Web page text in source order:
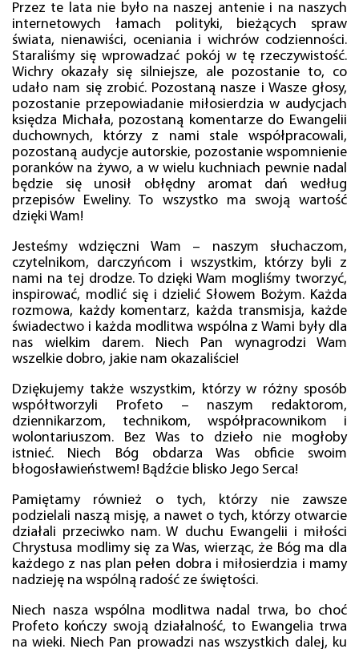
Przez te lata nie było na naszej antenie i na naszych
internetowych łamach polityki, bieżących spraw
świata, nienawiści, oceniania i wichrów codzienności.
Staraliśmy się wprowadzać pokój w tę rzeczywistość.
Wichry okazały się silniejsze, ale pozostanie to, co
udało nam się zrobić. Pozostaną nasze i Wasze głosy,
pozostanie przepowiadanie miłosierdzia w audycjach
księdza Michała, pozostaną komentarze do Ewangelii
duchownych, którzy z nami stale współpracowali,
pozostaną audycje autorskie, pozostanie wspomnienie
poranków na żywo, a w wielu kuchniach pewnie nadal
będzie się unosił obłędny aromat dań według
przepisów Eweliny. To wszystko ma swoją wartość
dzięki Wam!
Jesteśmy wdzięczni Wam – naszym słuchaczom,
czytelnikom, darczyńcom i wszystkim, którzy byli z
nami na tej drodze. To dzięki Wam mogliśmy tworzyć,
inspirować, modlić się i dzielić Słowem Bożym. Każda
rozmowa, każdy komentarz, każda transmisja, każde
świadectwo i każda modlitwa wspólna z Wami były dla
nas wielkim darem. Niech Pan wynagrodzi Wam
wszelkie dobro, jakie nam okazaliście!
Dziękujemy także wszystkim, którzy w różny sposób
współtworzyli Profeto – naszym redaktorom,
dziennikarzom, technikom, współpracownikom i
wolontariuszom. Bez Was to dzieło nie mogłoby
istnieć. Niech Bóg obdarza Was obficie swoim
błogosławieństwem! Bądźcie blisko Jego Serca!
Pamiętamy również o tych, którzy nie zawsze
podzielali naszą misję, a nawet o tych, którzy otwarcie
działali przeciwko nam. W duchu Ewangelii i miłości
Chrystusa modlimy się za Was, wierząc, że Bóg ma dla
każdego z nas plan pełen dobra i miłosierdzia i mamy
nadzieję na wspólną radość ze świętości.
Niech nasza wspólna modlitwa nadal trwa, bo choć
Profeto kończy swoją działalność, to Ewangelia trwa
na wieki. Niech Pan prowadzi nas wszystkich dalej, ku